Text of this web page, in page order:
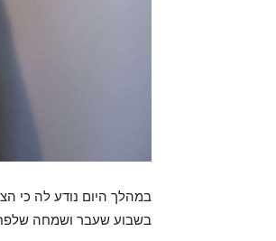
במהלך היום נודע לה כי
בשבוע שעבר ושמחה